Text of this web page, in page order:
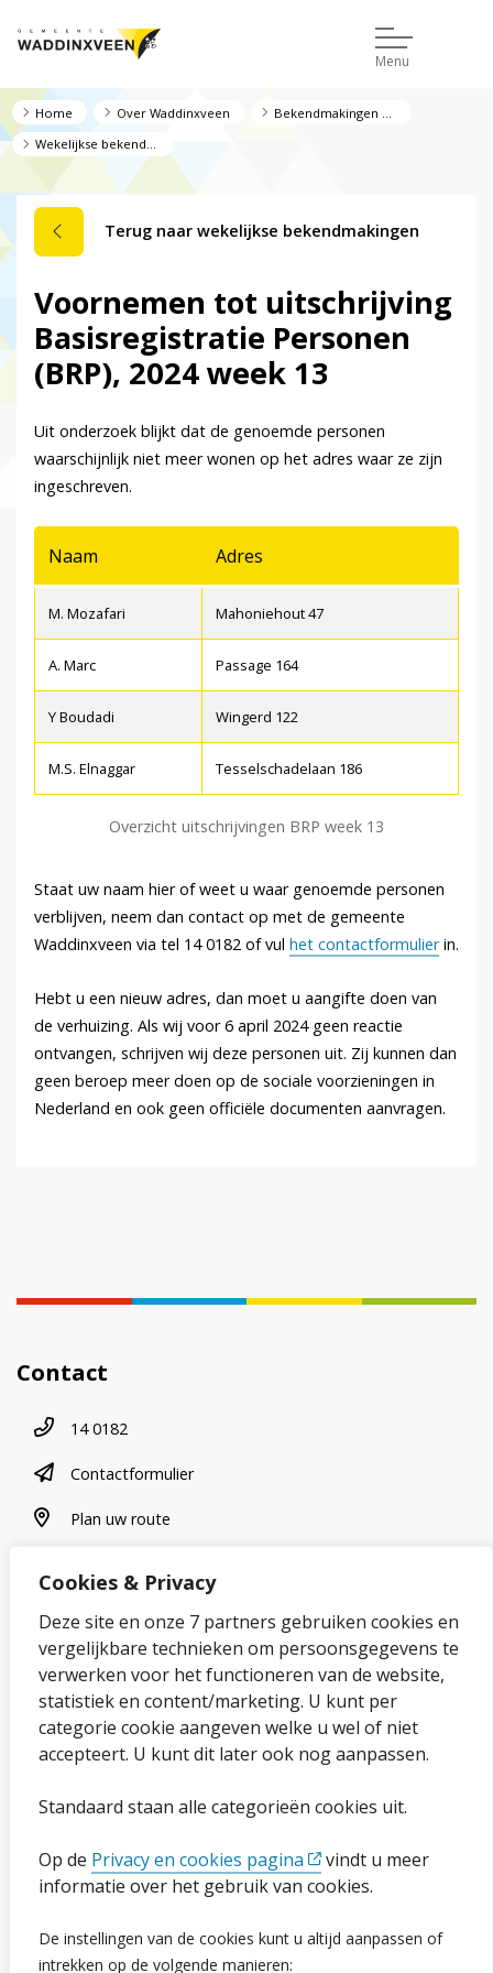
Cookies & Privacy
Deze site en onze 7 partners gebruiken cookies en
vergelijkbare technieken om persoonsgegevens te
verwerken voor het functioneren van de website,
statistiek en content/marketing. U kunt per
categorie cookie aangeven welke u wel of niet
accepteert. U kunt dit later ook nog aanpassen.
Standaard staan alle categorieën cookies uit.
Op de Privacy en cookies pagina
vindt u meer
informatie over het gebruik van cookies.
De instellingen van de cookies kunt u altijd aanpassen of
intrekken op de volgende manieren:
Menu
Home Over Waddinxveen
Wekelijkse bekendmakingen
Terug naar wekelijkse bekendmakingen
Voornemen tot uitschrijving
Basisregistratie Personen
(BRP), 2024 week 13
Uit onderzoek blijkt dat de genoemde personen
waarschijnlijk niet meer wonen op het adres waar ze zijn
ingeschreven.
Naam Adres
M. Mozafari Mahoniehout 47
A. Marc Passage 164
Y Boudadi Wingerd 122
M.S. Elnaggar Tesselschadelaan 186
Overzicht uitschrijvingen BRP week 13
Staat uw naam hier of weet u waar genoemde personen
verblijven, neem dan contact op met de gemeente
Waddinxveen via tel 14 0182 of vul het contactformulierin.
Hebt u een nieuw adres, dan moet u aangifte doen van
de verhuizing. Als wij voor 6 april 2024 geen reactie
ontvangen, schrijven wij deze personen uit. Zij kunnen dan
geen beroep meer doen op de sociale voorzieningen in
Nederland en ook geen officiële documenten aanvragen.
Contact
Telefoonnummer
14 0182
contactformulier
Contactformulier
plan uw route
Plan uw route
Over onze website
Sitemap
Privacybeleid en cookies
Cookies wijzigen
Ga naar de pagina
Proclaimer en copyright